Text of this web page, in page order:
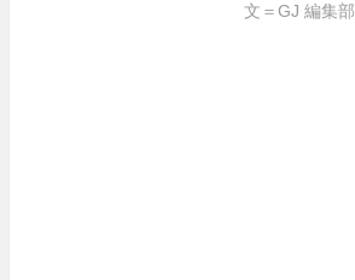
文＝GJ 編集部